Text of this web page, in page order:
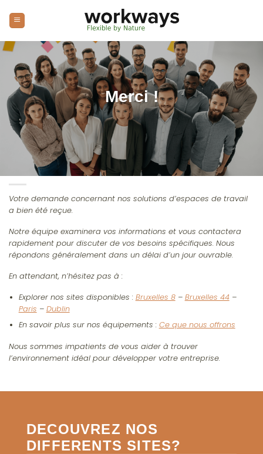
contenu
Merci !
Votre demande concernant nos solutions d’espaces de travail
a bien été reçue.
Notre équipe examinera vos informations et vous contactera
rapidement pour discuter de vos besoins spécifiques. Nous
répondons généralement dans un délai d’un jour ouvrable.
En attendant, n’hésitez pas à :
Explorer nos sites disponibles : Bruxelles 8– Bruxelles 44–
Paris – Dublin
En savoir plus sur nos équipements : Ce que nous offrons
Nous sommes impatients de vous aider à trouver
l’environnement idéal pour développer votre entreprise.
DECOUVREZ NOS
DIFFERENTS SITES?